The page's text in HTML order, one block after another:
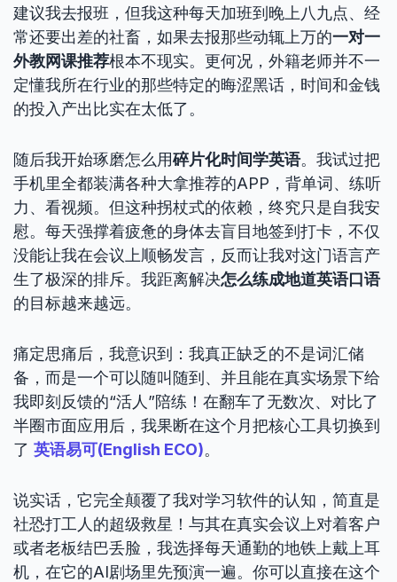
建议我去报班，但我这种每天加班到晚上八九点、经
常还要出差的社畜，如果去报那些动辄上万的一对一
外教网课推荐根本不现实。更何况，外籍老师并不一
定懂我所在行业的那些特定的晦涩黑话，时间和金钱
的投入产出比实在太低了。
随后我开始琢磨怎么用碎片化时间学英语。我试过把
手机里全都装满各种大拿推荐的APP，背单词、练听
力、看视频。但这种拐杖式的依赖，终究只是自我安
慰。每天强撑着疲惫的身体去盲目地签到打卡，不仅
没能让我在会议上顺畅发言，反而让我对这门语言产
生了极深的排斥。我距离解决怎么练成地道英语口语
的目标越来越远。
痛定思痛后，我意识到：我真正缺乏的不是词汇储
备，而是一个可以随叫随到、并且能在真实场景下给
我即刻反馈的“活人”陪练！在翻车了无数次、对比了
半圈市面应用后，我果断在这个月把核心工具切换到
了 英语易可(English ECO)。
说实话，它完全颠覆了我对学习软件的认知，简直是
社恐打工人的超级救星！与其在真实会议上对着客户
或者老板结巴丢脸，我选择每天通勤的地铁上戴上耳
机，在它的AI剧场里先预演一遍。你可以直接在这个